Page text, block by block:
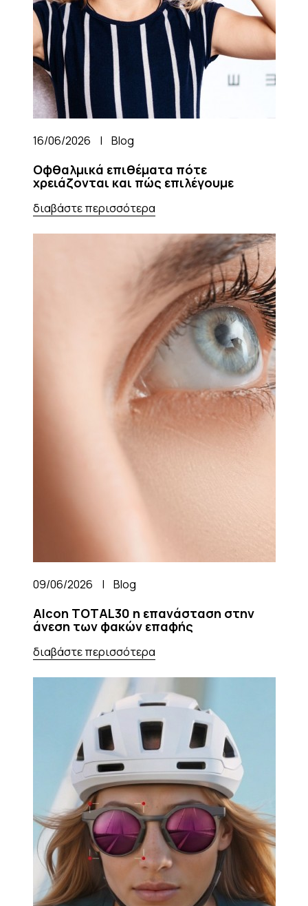
16/06/2026 | Blog
Οφθαλμικά επιθέματα πότε
χρειάζονται και πώς επιλέγουμε
διαβάστε περισσότερα
09/06/2026 | Blog
Alcon TOTAL30 η επανάσταση στην
άνεση των φακών επαφής
διαβάστε περισσότερα